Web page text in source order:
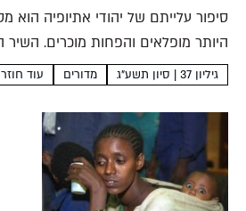
סיפור עלייתם של יהודי אתיופיה הוא
היותר מופלאים והפחות מוכרים. השיר
שר עם להקת שבא מספר על המחיר
גיליון 37 | סיון תשע"ג מדורים עוד חוזר